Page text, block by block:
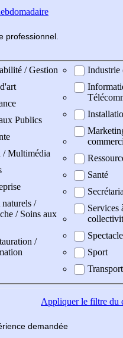
professionnel
/ Gestion
Publics
/ Multimédia
naturels /
/ Soins aux
/
Industrie
Santé
Services
Spectacle
Sport
Appliquerle filtre du
demandée